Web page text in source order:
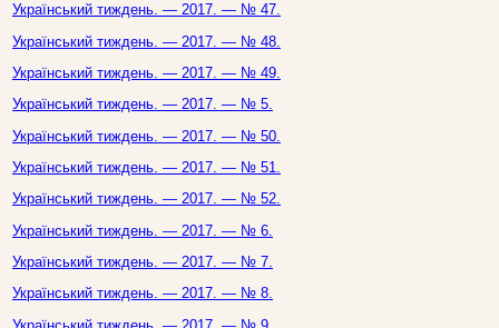
Український тиждень. — 2017. — № 47.
Український тиждень. — 2017. — № 48.
Український тиждень. — 2017. — № 49.
Український тиждень. — 2017. — № 5.
Український тиждень. — 2017. — № 50.
Український тиждень. — 2017. — № 51.
Український тиждень. — 2017. — № 52.
Український тиждень. — 2017. — № 6.
Український тиждень. — 2017. — № 7.
Український тиждень. — 2017. — № 8.